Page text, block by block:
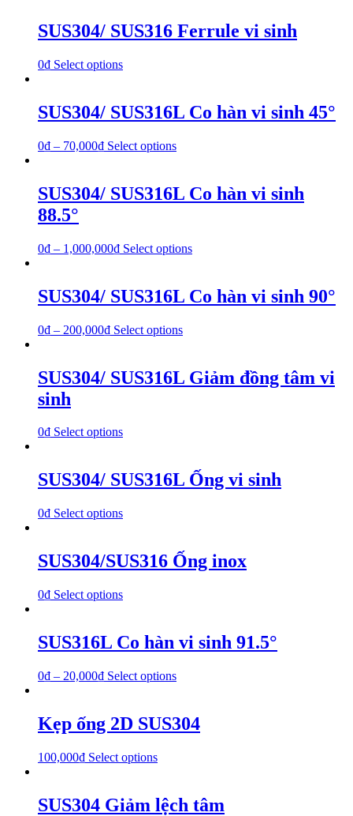
SUS304/ SUS316 Ferrule vi sinh
0₫ Select options
SUS304/ SUS316L Co hàn vi sinh 45°
0₫ – 70,000₫ Select options
SUS304/ SUS316L Co hàn vi sinh
88.5°
0₫ – 1,000,000₫ Select options
SUS304/ SUS316L Co hàn vi sinh 90°
0₫ – 200,000₫ Select options
SUS304/ SUS316L Giảm đồng tâm vi
sinh
0₫ Select options
SUS304/ SUS316L Ống vi sinh
0₫ Select options
SUS304/SUS316 Ống inox
0₫ Select options
SUS316L Co hàn vi sinh 91.5°
0₫ – 20,000₫ Select options
Kẹp ống 2D SUS304
100,000₫ Select options
SUS304 Giảm lệch tâm